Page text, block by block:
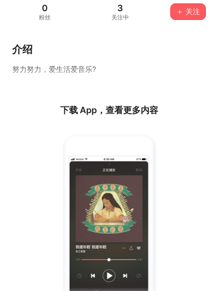
0
粉丝
3
关注中
＋ 关注
介绍
努力努力，爱生活爱音乐?
下载 App，查看更多内容